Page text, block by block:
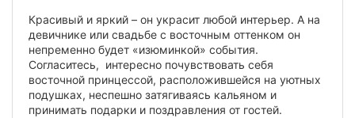
Красивый и яркий – он украсит любой интерьер. А на
девичнике или свадьбе с восточным оттенком он
непременно будет «изюминкой» события.
Согласитесь, интересно почувствовать себя
восточной принцессой, расположившейся на уютных
подушках, неспешно затягиваясь кальяном и
принимать подарки и поздравления от гостей.